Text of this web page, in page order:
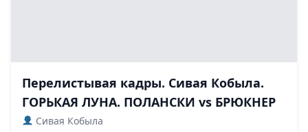
Перелистывая кадры. Сивая Кобыла.
ГОРЬКАЯ ЛУНА. ПОЛАНСКИ vs БРЮКНЕР
Сивая Кобыла